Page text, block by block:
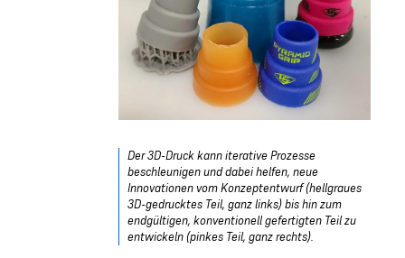
Der 3D-Druck kann iterative Prozesse
beschleunigen und dabei helfen, neue
Innovationen vom Konzeptentwurf (hellgraues
3D-gedrucktes Teil, ganz links) bis hin zum
endgültigen, konventionell gefertigten Teil zu
entwickeln (pinkes Teil, ganz rechts).